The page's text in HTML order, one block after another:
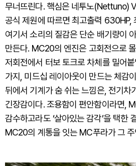
무너뜨린다. 핵심은 네투노(Nettuno)
공식 제원에 따르면 최고출력 630HP,
여기서 소리의 질감은 단순 배기량이
만든다. MC20의 엔진은 고회전으로
저회전에서 터보 토크로 차체를 밀어
가지, 미드십 레이아웃이 만드는 체감
뒤에서 기계가 숨 쉬는 느낌은, 전기차
긴장감이다. 조용함이 편안함이라면,
감수하고라도 ‘살아있는 감각’을 택한
MC20의 계통을 잇는 MC푸라가 그